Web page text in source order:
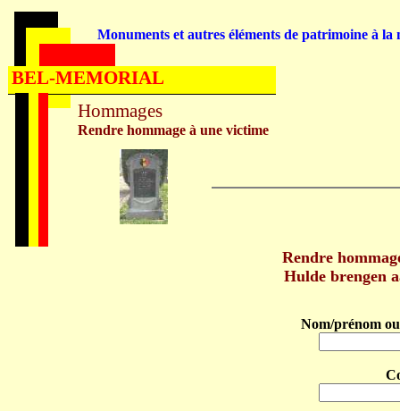
Rendre
Hulde brengen
Nom/prénom
Hommages
Rendre hommage à une victime
Monuments et autres éléments de patrimoine à la
BEL-MEMORIAL